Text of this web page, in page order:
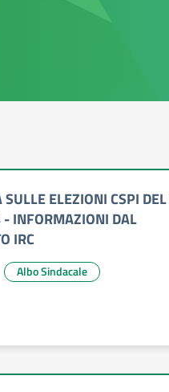
ELEZIONI CSPI
INFORMAZIONI DAL
IRC
Albo Sindacale